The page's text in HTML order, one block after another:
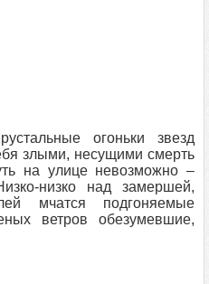
огоньки звезд
злыми, несущими смерть
на улице невозможно –
над замершей,
мчатся подгоняемые
ветров обезумевшие,